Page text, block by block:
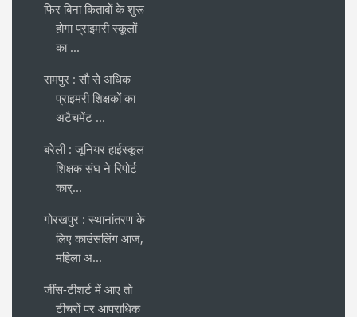
फिर बिना किताबों के शुरू
होगा प्राइमरी स्कूलों
का ...
रामपुर : सौ से अधिक
प्राइमरी शिक्षकों का
अटैचमेंट ...
बरेली : जूनियर हाईस्कूल
शिक्षक संघ ने रिपोर्ट
कार्...
गोरखपुर : स्थानांतरण के
लिए काउंसलिंग आज,
महिला अ...
जींस-टीशर्ट में आए तो
टीचरों पर आपराधिक